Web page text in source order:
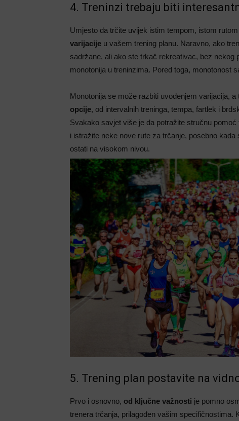
4. Treninzi trebaju biti
Umjesto da trčite uvijek istim tempom, istom
varijacije u vašem trening planu. Naravno, ako
sadržane, ali ako ste trkač rekreativac, bez nekog
monotonija u treninzima. Pored toga, monotonost
Monotonija se može razbiti uvođenjem varijacija,
opcije, od intervalnih treninga, tempa, fartlek i
Svakako savjet više je da potražite stručnu
i istražite neke nove rute za trčanje, posebno
ostati na visokom nivou.
5. Trening plan postavite na
Prvo i osnovno, od ključne važnosti je pomno
trenera trčanja, prilagođen vašim specifičnostima.